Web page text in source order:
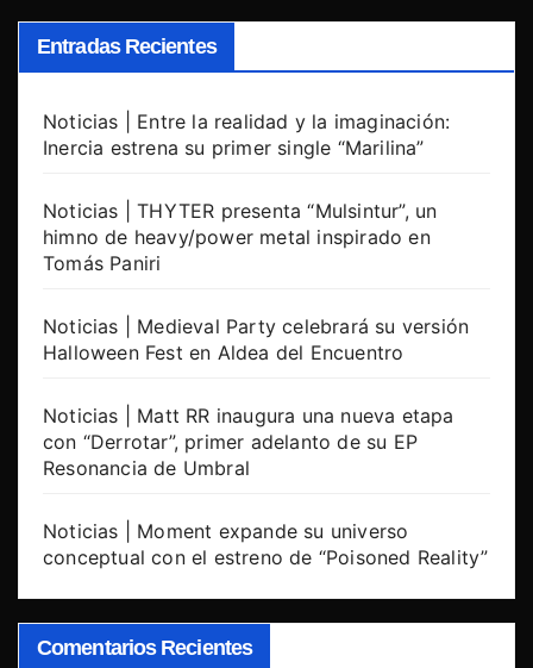
Entradas Recientes
Noticias | Entre la realidad y la imaginación:
Inercia estrena su primer single “Marilina”
Noticias | THYTER presenta “Mulsintur”, un
himno de heavy/power metal inspirado en
Tomás Paniri
Noticias | Medieval Party celebrará su versión
Halloween Fest en Aldea del Encuentro
Noticias | Matt RR inaugura una nueva etapa
con “Derrotar”, primer adelanto de su EP
Resonancia de Umbral
Noticias | Moment expande su universo
conceptual con el estreno de “Poisoned Reality”
Comentarios Recientes